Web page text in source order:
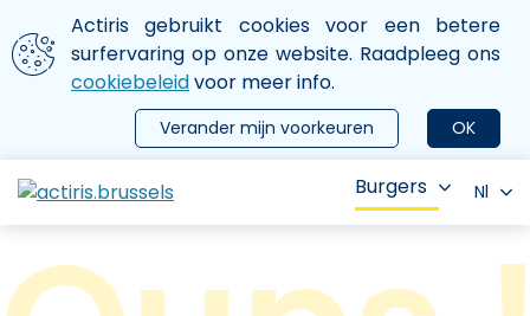
Aller au contenu principal
We gebruiken cookies
Actiris gebruikt cookies voor een betere
surfervaring op onze website. Raadpleeg ons
cookiebeleidvoor meer info.
OK
Verander mijn voorkeuren
le menu
Burgers Nl